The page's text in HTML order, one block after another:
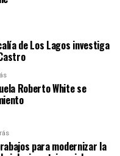
de Los Lagos investiga
Roberto White se
para modernizar la